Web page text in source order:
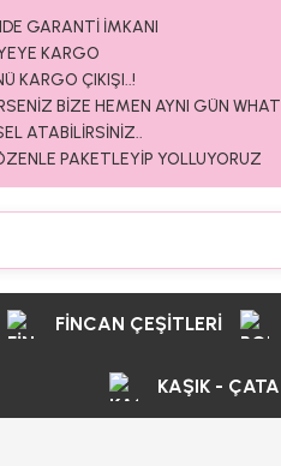
GARANTİ İMKANI
KARGO
KARGO ÇIKIŞI..!
BİZE HEMEN AYNI GÜN
ATABİLİRSİNİZ..
PAKETLEYİP YOLLUYORUZ
FİNCAN ÇEŞİTLERİ
KAŞIK -